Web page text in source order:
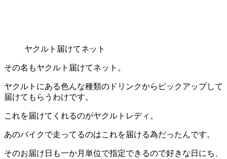
ヤクルト届けてネット
その名もヤクルト届けてネット。
ヤクルトにある色んな種類のドリンクからピックアップして
届けてもらうわけです。
これを届けてくれるのがヤクルトレディ。
あのバイクで走ってるのはこれを届ける為だったんです。
そのお届け日も一か月単位で指定できるので好きな日にち、